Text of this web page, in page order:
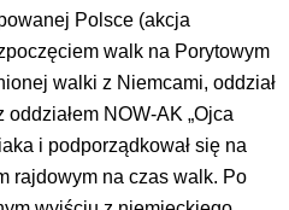
Polsce (akcja
walk na Porytowym
walki z Niemcami, oddział
oddziałem NOW-AK „Ojca
i podporządkował się na
rajdowym na czas walk. Po